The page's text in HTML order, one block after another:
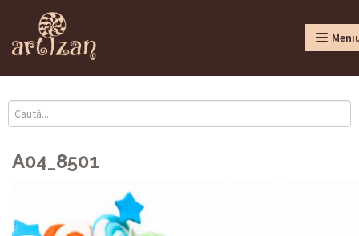
A04_8501